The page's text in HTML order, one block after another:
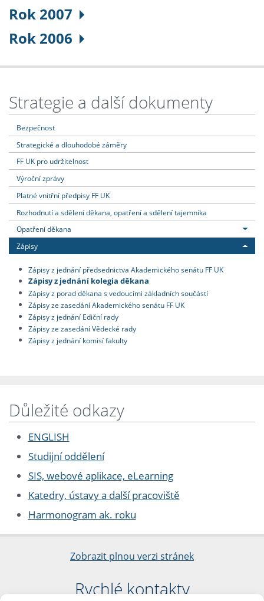
Rok 2007
Rok 2006
Strategie a další dokumenty
Bezpečnost
Strategické a dlouhodobé záměry
FF UK pro udržitelnost
Výroční zprávy
Platné vnitřní předpisy FF UK
Rozhodnutí a sdělení děkana, opatření a sdělení tajemníka
Opatření děkana
Zápisy
Zápisy z jednání předsednictva Akademického senátu FF UK
Zápisy z jednání kolegia děkana
Zápisy z porad děkana s vedoucími základních součástí
Zápisy ze zasedání Akademického senátu FF UK
Zápisy z jednání Ediční rady
Zápisy ze zasedání Vědecké rady
Zápisy z jednání komisí fakulty
Důležité odkazy
ENGLISH
Studijní oddělení
SIS, webové aplikace, eLearning
Katedry, ústavy a další pracoviště
Harmonogram ak. roku
Zobrazit plnou verzi stránek
Rychlé kontakty